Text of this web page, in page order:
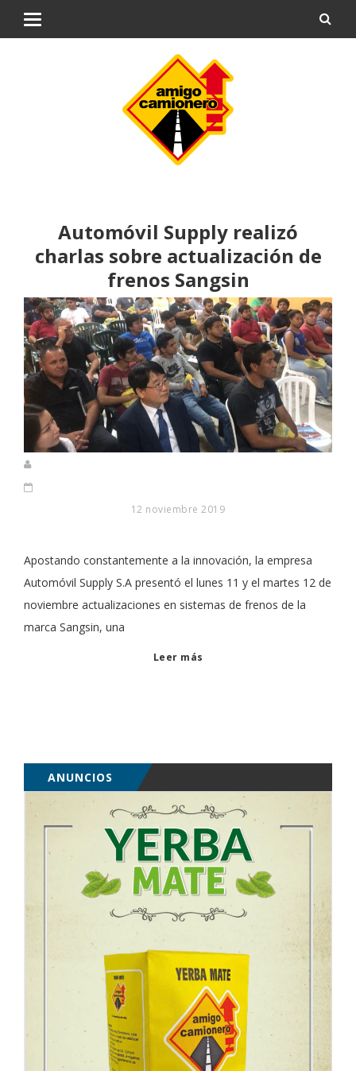
Automóvil Supply realizó
charlas sobre actualización de
frenos Sangsin
12 noviembre 2019
Apostando constantemente a la innovación, la empresa
Automóvil Supply S.A presentó el lunes 11 y el martes 12 de
noviembre actualizaciones en sistemas de frenos de la
marca Sangsin, una
Leer más
ANUNCIOS